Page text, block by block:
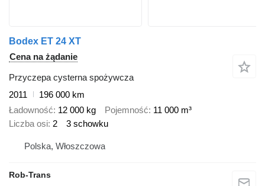
Bodex ET 24 XT
Cena na żądanie
Przyczepa cysterna spożywcza
2011
196 000 km
Ładowność 12 000 kg Pojemność 11 000 m³
Liczba osi 2 3 schowku
Polska, Włoszczowa
Rob-Trans